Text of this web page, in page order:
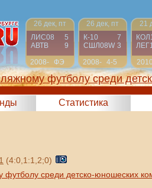
26 дек, пт
ЛИС08
5
АВТВ
9
2008-
2009
ФЭ
26 дек, пт
К-10
7
СШЛ08W 3
2008-
2009
4-5
21
2010
футболу среди
Статистика
(4:0,1:1,2;0)
футболу среди детско-юношеских